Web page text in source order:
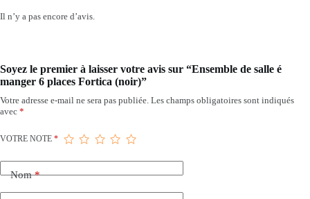
Il n’y a pas encore d’avis.
Soyez le premier à laisser votre avis sur “Ensemble de salle é
manger 6 places Fortica (noir)”
Votre adresse e-mail ne sera pas publiée. Les champs obligatoires sont indiqués
avec *
VOTRE NOTE *
Nom*